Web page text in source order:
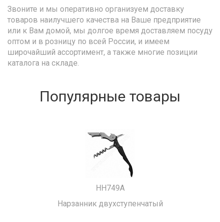
Звоните и мы оперативно организуем доставку
товаров наилучшего качества на Ваше предприятие
или к Вам домой, мы долгое время доставляем посуду
оптом и в розницу по всей России, и имеем
широчайший ассортимент, а также многие позиции
каталога на складе.
Популярные товары
HH749A
Нарзанник двухступенчатый